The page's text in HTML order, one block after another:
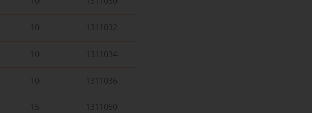
10 1311032
10 1311034
10 1311036
15 1311050